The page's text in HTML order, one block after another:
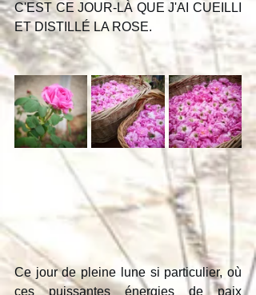
C'EST CE JOUR-LÀ QUE J'AI CUEILLI
ET DISTILLÉ LA ROSE.
Ce jour de pleine lune si particulier, où
ces puissantes énergies de paix